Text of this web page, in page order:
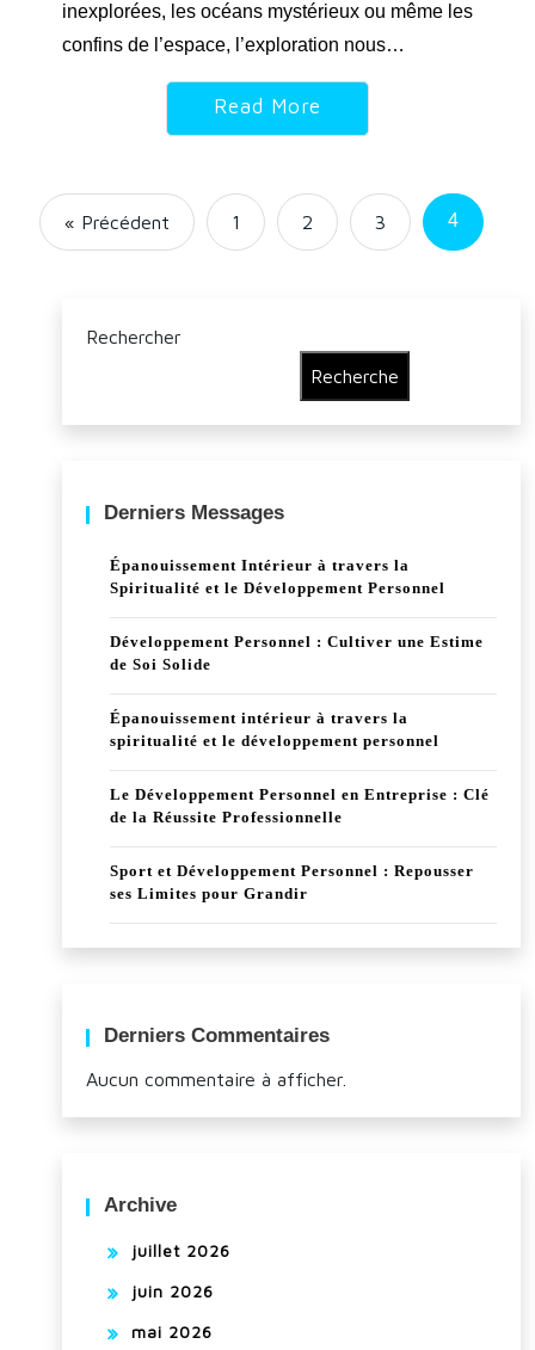
inexplorées, les océans mystérieux ou même les
confins de l’espace, l’exploration nous…
Read More
« Précédent 1 2 3 4
Rechercher
Recherche
Derniers Messages
Épanouissement Intérieur à travers la
Spiritualité et le Développement Personnel
Développement Personnel : Cultiver une Estime
de Soi Solide
Épanouissement intérieur à travers la
spiritualité et le développement personnel
Le Développement Personnel en Entreprise : Clé
de la Réussite Professionnelle
Sport et Développement Personnel : Repousser
ses Limites pour Grandir
Derniers Commentaires
Aucun commentaire à afficher.
Archive
juillet 2026
juin 2026
mai 2026